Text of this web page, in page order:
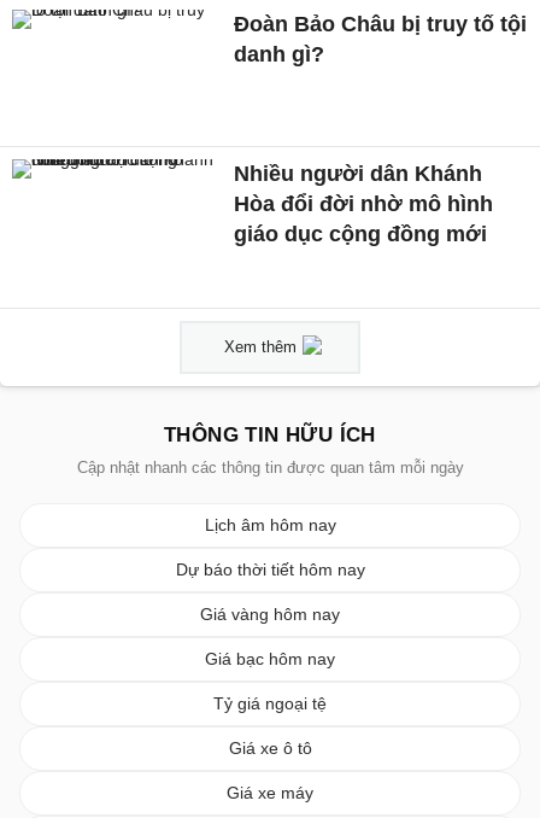
Đoàn Bảo Châu bị truy tố tội
danh gì?
Nhiều người dân Khánh
Hòa đổi đời nhờ mô hình
giáo dục cộng đồng mới
Xem thêm
THÔNG TIN HỮU ÍCH
Cập nhật nhanh các thông tin được quan tâm mỗi ngày
Lịch âm hôm nay
Dự báo thời tiết hôm nay
Giá vàng hôm nay
Giá bạc hôm nay
Tỷ giá ngoại tệ
Giá xe ô tô
Giá xe máy